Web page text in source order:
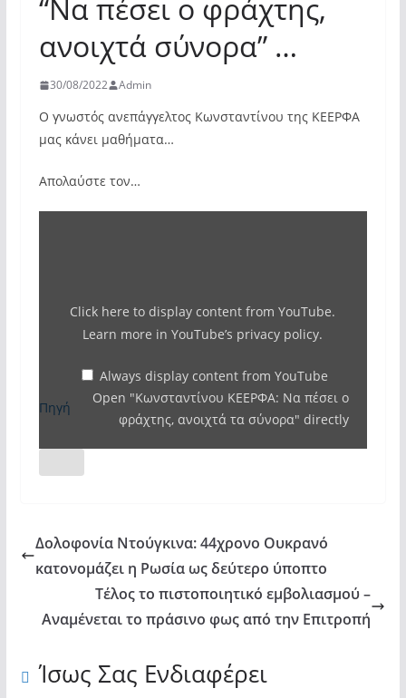
“Να πέσει ο φράχτης,
ανοιχτά σύνορα” …
30/08/2022 Admin
Ο γνωστός ανεπάγγελτος Κωνσταντίνου της ΚΕΕΡΦΑ
μας κάνει μαθήματα…
Απολαύστε τον…
πέσει
φράχτης,
ανοιχτά
τα
σύνορα"
Click here to display content from YouTube.
Learn more inYouTube’s privacy policy.
Always display content from YouTube
Open "Κωνσταντίνου ΚΕΕΡΦΑ: Να πέσει ο
φράχτης, ανοιχτά τα σύνορα" directly
Πηγή
Δολοφονία Ντούγκινα: 44χρονο Ουκρανό
κατονομάζει η Ρωσία ως δεύτερο ύποπτο
Τέλος το πιστοποιητικό εμβολιασμού –
Αναμένεται το πράσινο φως από την Επιτροπή
Ίσως Σας Ενδιαφέρει